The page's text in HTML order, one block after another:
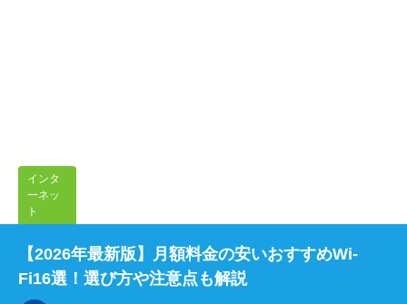
インタ
ーネッ
ト
【2026年最新版】月額料金の安いおすすめWi-
Fi16選！選び方や注意点も解説